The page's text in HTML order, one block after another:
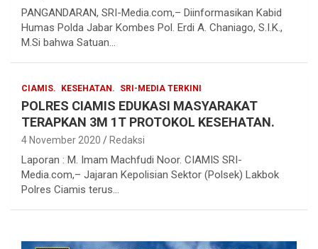
PANGANDARAN, SRI-Media.com,– Diinformasikan Kabid
Humas Polda Jabar Kombes Pol. Erdi A. Chaniago, S.I.K.,
M.Si bahwa Satuan…
CIAMIS. KESEHATAN. SRI-MEDIA TERKINI
POLRES CIAMIS EDUKASI MASYARAKAT
TERAPKAN 3M 1T PROTOKOL KESEHATAN.
4 November 2020 Redaksi
Laporan : M. Imam Machfudi Noor. CIAMIS SRI-
Media.com,– Jajaran Kepolisian Sektor (Polsek) Lakbok
Polres Ciamis terus…